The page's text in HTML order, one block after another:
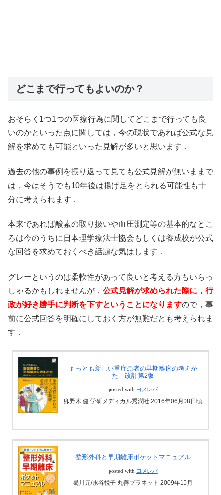
どこまで行ってもよいのか？
おそらく1つ1つの医療行為に関してどこまで行っても良
いのかといった点に関しては，今の現状であれば公式な見
解を求めても可能といった見解が多いと思います．
過去の他の事例を振り返って見ても公式見解が無いままで
は，今はそうでも10年後は揚げ足をとられる可能性も十
分に考えられます．
本来であれば酸素の取り扱いや血圧測定等の基本的なとこ
ろは今のうちに日本理学療法士協会もしくは養成校が公式
な回答を求めておくべき話題な気はします．
グレーというのは柔軟性があって良いと考える方もいらっ
しゃるかもしれませんが， 公式見解が求められた際に，行
政が好き勝手に判断を下すということになりますので，事
前に公式回答を明確にしておく方が無難だとも考えられま
す．
もっとも新しい重症患者の早期離床の考えか
た 改訂第2版
posted with ヨメレバ
卯野木 健 学研メディカル秀潤社 2016年06月08日頃
整形外科と早期離床ポケットマニュアル
posted with ヨメレバ
曷川元/永谷悦子 丸善プラネット 2009年10月